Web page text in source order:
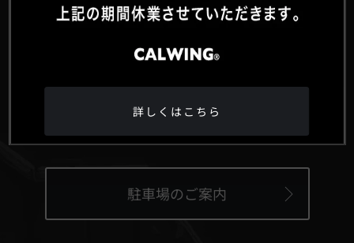
Google Maps
駐車場のご案内
詳しくはこちら